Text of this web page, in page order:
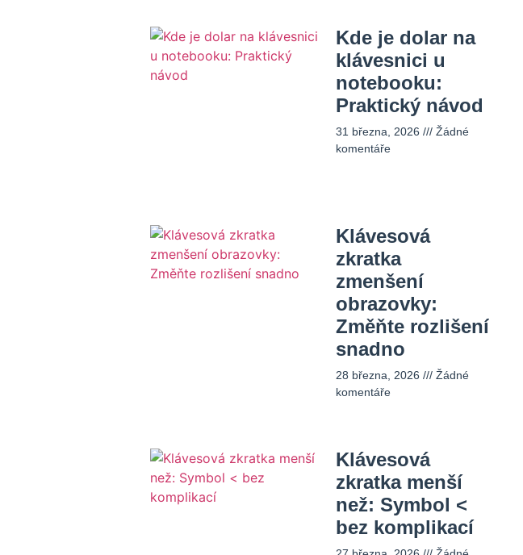
Kde je dolar na
klávesnici u
notebooku:
Praktický návod
31 března, 2026
Žádné
komentáře
Klávesová
zkratka
zmenšení
obrazovky:
Změňte rozlišení
snadno
28 března, 2026
Žádné
komentáře
Klávesová
zkratka menší
než: Symbol <
bez komplikací